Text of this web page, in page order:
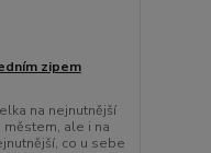
zipem
na nejnutnější
městem, ale i na
co u sebe